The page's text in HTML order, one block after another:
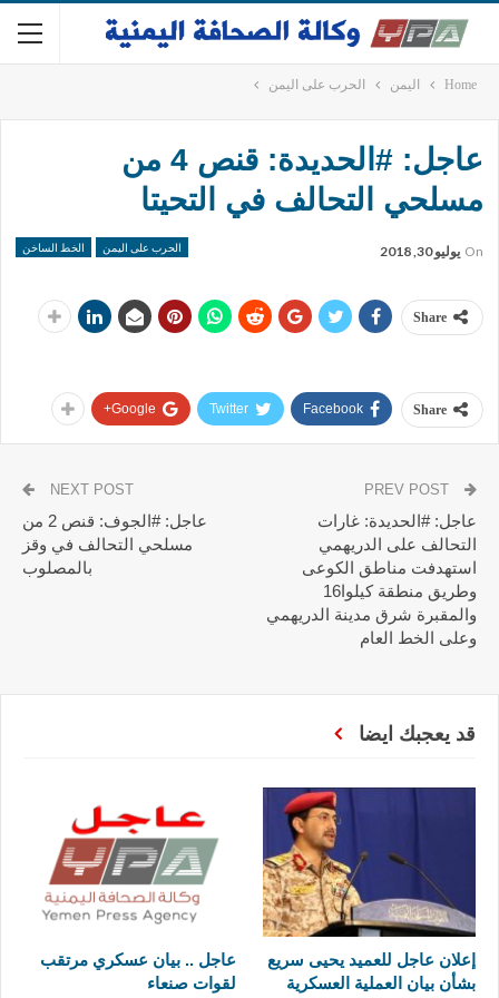
Home اليمن الحرب على اليمن
عاجل: #الحديدة: قنص 4 من
مسلحي التحالف في التحيتا
الحرب على اليمن الخط الساخن On يوليو 30, 2018
Share
Share
Facebook
Twitter
Google+
عاجل: #الحديدة: غارات
التحالف على الدريهمي
استهدفت مناطق الكوعى
وطريق منطقة كيلوا16
والمقبرة شرق مدينة الدريهمي
وعلى الخط العام
NEXT POST
عاجل: #الجوف: قنص 2 من
مسلحي التحالف في وقز
بالمصلوب
قد يعجبك ايضا
إعلان عاجل للعميد يحيى سريع
بشأن بيان العملية العسكرية
عاجل .. بيان عسكري مرتقب
لقوات صنعاء